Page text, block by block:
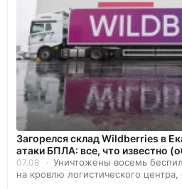
Загорелся склад Wildberries в
атаки БПЛА: все, что известно
07.08
Уничтожены восемь
на кровлю логистического